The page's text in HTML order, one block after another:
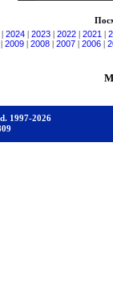
2024 2023 2022 2021
2009 2008 2007 2006
1997-2026